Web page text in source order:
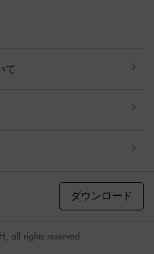
て
ダウンロード
all rights reserved